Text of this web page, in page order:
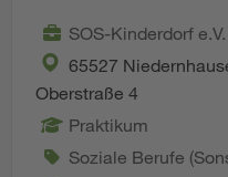
SOS-Kinderdorf
65527
Oberstraße 4
Praktikum
Soziale Berufe